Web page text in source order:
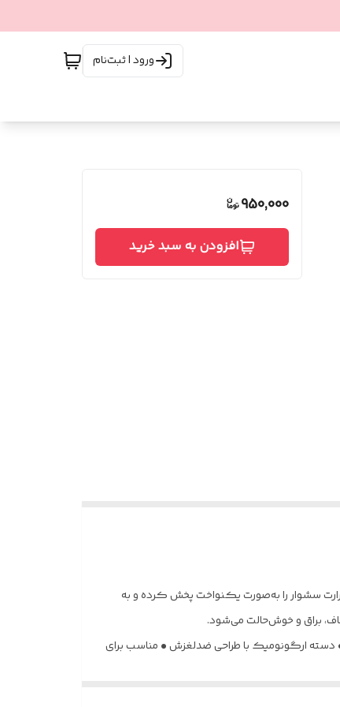
ورود | ثبت‌نام
950,000
افزودن به سبد خرید
سشوار را به‌صورت یکنواخت پخش کرده و به
براق و خوش‌حالت می‌شود.
ارگونومیک با طراحی ضدلغزش • مناسب برای